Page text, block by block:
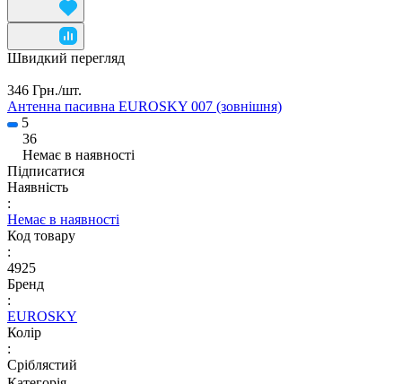
Швидкий перегляд
346 Грн./шт.
Антенна пасивна EUROSKY 007 (зовнішня)
5
36
Немає в наявності
Підписатися
Наявність
:
Немає в наявності
Код товару
:
4925
Бренд
:
EUROSKY
Колір
:
Сріблястий